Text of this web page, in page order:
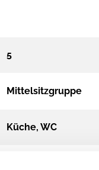
5
Mittelsitzgruppe
Küche, WC